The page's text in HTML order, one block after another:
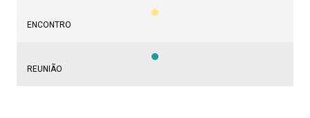
ENCONTRO
REUNIÃO